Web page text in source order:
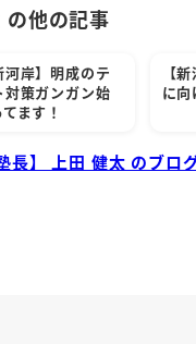
の他の記事
河岸】明成のテ
対策ガンガン始
ます！
【
に向
】 上田 健太 のブロ